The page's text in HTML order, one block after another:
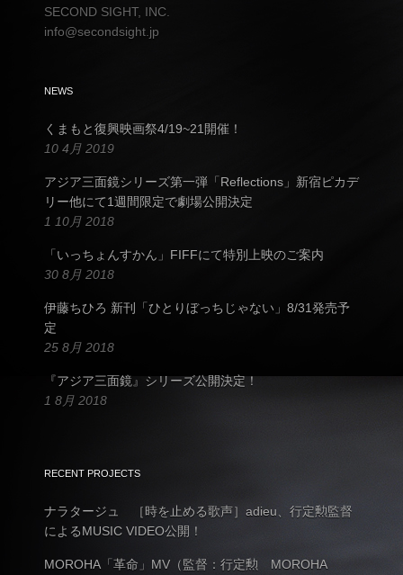
SECOND SIGHT, INC.
info@secondsight.jp
NEWS
くまもと復興映画祭4/19~21開催！
10 4月 2019
アジア三面鏡シリーズ第一弾「Reflections」新宿ピカデ
リー他にて1週間限定で劇場公開決定
1 10月 2018
「いっちょんすかん」FIFFにて特別上映のご案内
30 8月 2018
伊藤ちひろ 新刊「ひとりぼっちじゃない」8/31発売予
定
25 8月 2018
『アジア三面鏡』シリーズ公開決定！
1 8月 2018
RECENT PROJECTS
ナラタージュ ［時を止める歌声］adieu、行定勲監督
によるMUSIC VIDEO公開！
MOROHA「革命」MV（監督：行定勲 MOROHA